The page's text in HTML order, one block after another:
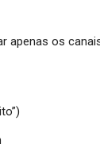
apenas os